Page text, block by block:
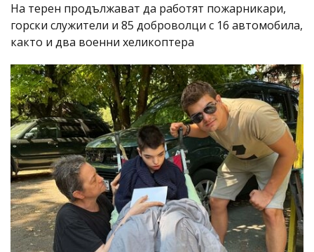
На терен продължават да работят пожарникари,
горски служители и 85 доброволци с 16 автомобила,
както и два военни хеликоптера